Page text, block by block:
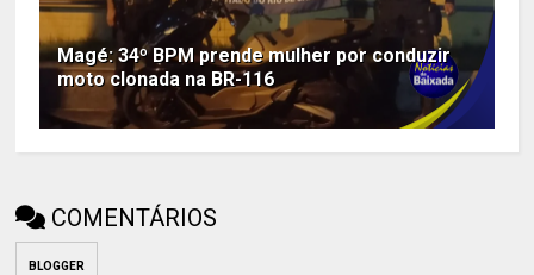
Magé: 34º BPM prende mulher por conduzir
moto clonada na BR-116
COMENTÁRIOS
BLOGGER